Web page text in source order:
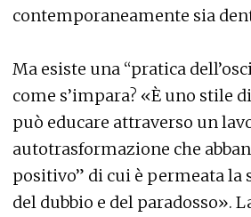
contemporaneamente sia
Ma esiste una “pratica
come s’impara? «È uno stile
può educare attraverso un
autotrasformazione che
positivo” di cui è permeata la
del dubbio e del paradosso».